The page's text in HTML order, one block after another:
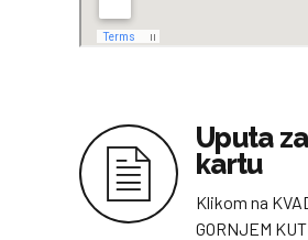
Uputa
kartu
Klikom na
GORNJEM